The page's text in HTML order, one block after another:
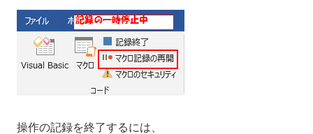
操作の記録を終了するには、